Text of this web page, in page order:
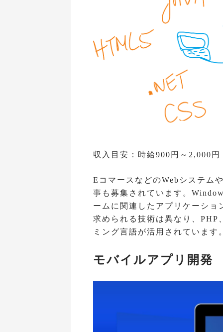
収入目安：時給900円～2,000円
EコマースなどのWebシステム
事も募集されています。
ームに関連したアプリケーシ
求められる技術は異なり、
ミング言語が活用されています
モバイルアプリ開発